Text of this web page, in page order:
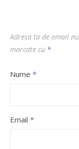
Adresa ta de email
marcate cu *
Nume *
Email *